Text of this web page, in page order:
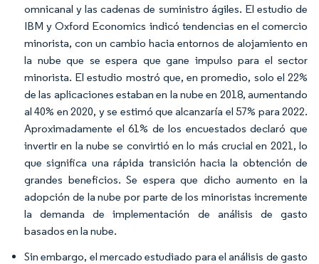
omnicanal y las cadenas de suministro ágiles. El estudio de
IBM y Oxford Economics indicó tendencias en el comercio
minorista, con un cambio hacia entornos de alojamiento en
la nube que se espera que gane impulso para el sector
minorista. El estudio mostró que, en promedio, solo el 22%
de las aplicaciones estaban en la nube en 2018, aumentando
al 40% en 2020, y se estimó que alcanzaría el 57% para 2022.
Aproximadamente el 61% de los encuestados declaró que
invertir en la nube se convirtió en lo más crucial en 2021, lo
que significa una rápida transición hacia la obtención de
grandes beneficios. Se espera que dicho aumento en la
adopción de la nube por parte de los minoristas incremente
la demanda de implementación de análisis de gasto
basados en la nube.
Sin embargo, el mercado estudiado para el análisis de gasto